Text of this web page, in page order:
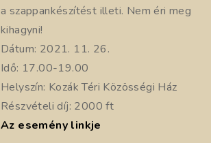
a szappankészítést illeti. Nem éri meg
kihagyni!
Dátum: 2021. 11. 26.
Idő: 17.00-19.00
Helyszín: Kozák Téri Közösségi Ház
Részvételi díj: 2000 ft
Az esemény linkje